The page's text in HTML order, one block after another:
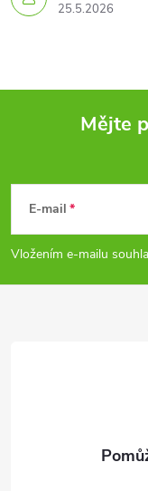
25.5.2026
p
Mějte
E-mail
Vložením e-mailu